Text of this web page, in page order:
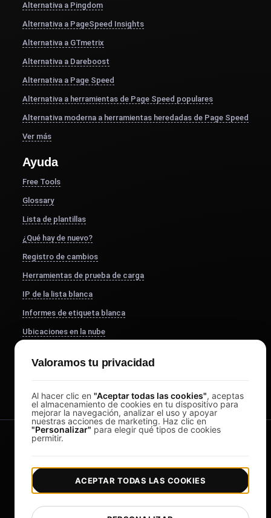
Alternativa a Pingdom
Alternativa a PageSpeed Insights
Alternativa a GTmetrix
Alternativa a Dareboost
Alternativa a Page Speed
Alternativa a herramientas de Page Speed populares
Alternativa moderna a herramientas heredadas de Page Speed
Ver más
Ayuda
Free Tools
Glossary
Lista de plantillas
¿Qué hay de nuevo?
Registro de cambios
Herramientas de prueba de carga
IP de la lista blanca
Informes de etiqueta blanca
Ubicaciones en la nube
FocusBox
Copyright © 2026 LoadFocus | Términos y condiciones
|
Valoramos tu privacidad
Al hacer clic en "Aceptar todas las cookies", aceptas
el almacenamiento de cookies en tu dispositivo para
mejorar la navegación, analizar el uso y apoyar
nuestras acciones de marketing. Haz clic en
"Personalizar" para elegir qué tipos de cookies
permitir.
ACEPTAR TODAS LAS COOKIES